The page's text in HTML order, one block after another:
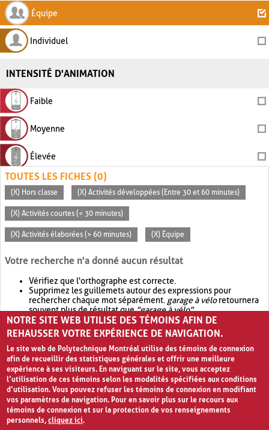
Équipe
Individuel
INTENSITÉ D'ANIMATION
Faible
Moyenne
Élevée
TOUTES LES FICHES (0)
(X) Hors classe (X) Activités développées (Entre 30 et 60 minutes)
(X) Activités courtes (< 30 minutes)
(X) Activités élaborées (> 60 minutes) (X) Équipe
Votre recherche n'a donné aucun résultat
Vérifiez que l'orthographe est correcte.
Supprimez les guillemets autour des expressions pour
rechercher chaque mot séparément. garage à véloretournera
souvent plus de résultat que"garage à vélo".
Envisagez d'élargir votre recherche avec OR.garage OR vélo
retournera souvent plus de résultat quegarage à vélo
NOTRE SITE WEB UTILISE DES TÉMOINS AFIN DE
REHAUSSER VOTRE EXPÉRIENCE DE NAVIGATION.
Le site web de Polytechnique Montréal utilise des témoins de connexion
afin de recueillir des statistiques générales et offrir une meilleure
expérience à ses visiteurs. En naviguant sur le site, vous acceptez
l’utilisation de ces témoins selon les modalités spécifiées aux conditions
d’utilisation. Vous pouvez refuser les témoins de connexion en modifiant
vos paramètres de navigation. Pour en savoir plus sur le recours aux
témoins de connexion et sur la protection de vos renseignements
personnels,cliquez ici.